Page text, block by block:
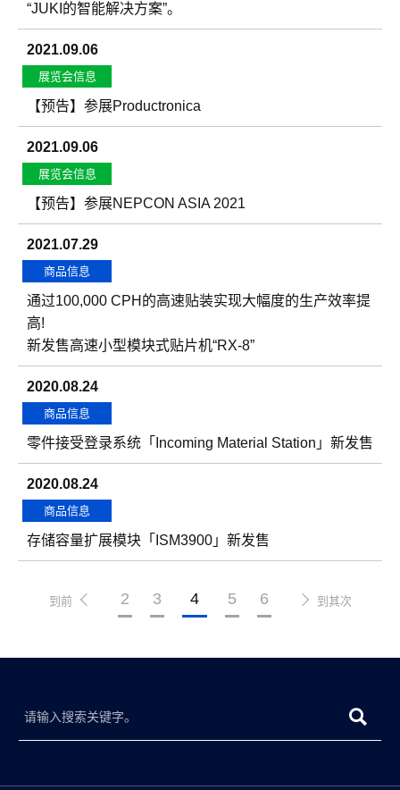
“JUKI的智能解决方案”。
2021.09.06
展览会信息
【预告】参展Productronica
2021.09.06
展览会信息
【预告】参展NEPCON ASIA 2021
2021.07.29
商品信息
通过100,000 CPH的高速贴装实现大幅度的生产效率提
高!
新发售高速小型模块式贴片机“RX-8”
2020.08.24
商品信息
零件接受登录系统「Incoming Material Station」新发售
2020.08.24
商品信息
存储容量扩展模块「ISM3900」新发售
到前 2 3 4 5 6 到其次